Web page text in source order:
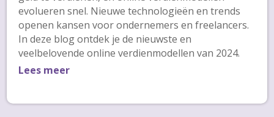
evolueren snel. Nieuwe technologieën en trends
openen kansen voor ondernemers en freelancers.
In deze blog ontdek je de nieuwste en
veelbelovende online verdienmodellen van 2024.
Lees meer